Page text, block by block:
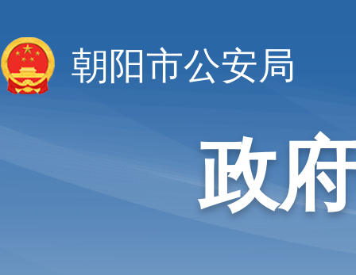
朝阳市公安局
政